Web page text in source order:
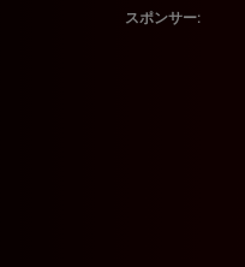
スポンサー: